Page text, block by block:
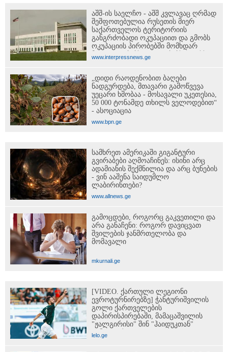
აშშ-ის საელჩო - აშშ კვლავაც ღრმად
შეშფოთებულია რუსეთის მიერ
საქართველოს ტერიტორიის
განგრძობადი ოკუპაციით და გმობს
ოკუპაციის პირობებში მომხდარ
მკვლელობებს, გატაცებებსა და სხვა
სახის ძალადობა
www.interpressnews.ge
„დიდი რაოდენობით ბაღები
ნადგურდება, მთავარი გამოწვევა
უეცარი ხმობაა - მოსავალი უკეთესია,
50 000 ტონამდე თხილს ველოდებით“
- ასოციაცია
www.bpn.ge
სამხრეთ ამერიკაში გიგანტური
გვირაბები აღმოაჩინეს: ისინი არც
ადამიანის შექმნილია და არც ბუნების
- ვინ ააშენა საიდუმლო
ლაბირინთები?
www.allnews.ge
გამოცდები, როგორც გაკვეთილი და
არა განაჩენი: როგორ დავიცვათ
შვილების ჯანმრთელობა და
მომავალი
mkurnali.ge
[VIDEO. ქართული ლეგიონი
ევროტურნირებზე] ჭანტურიშვილის
გოლი ქართველების
დაპირისპირებაში, მამაცაშვილის
"ჟალგირისი" შინ "ჰაიდუკთან"
განადგურდა...
lelo.ge